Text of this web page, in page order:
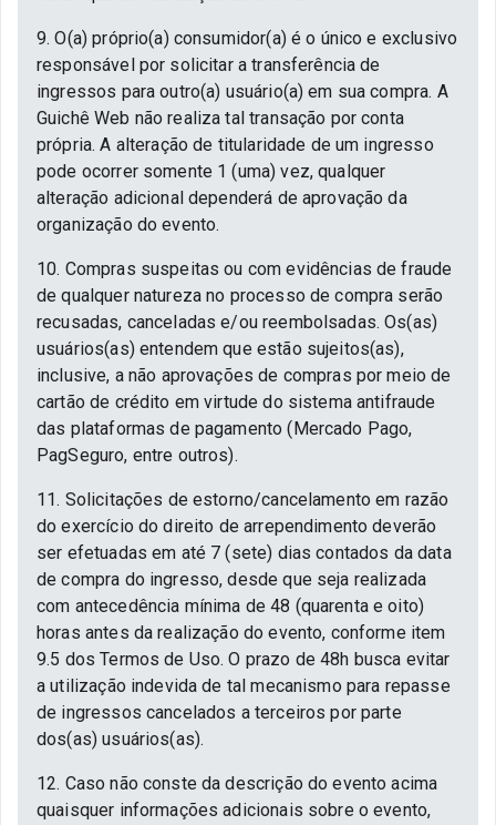
9. O(a) próprio(a) consumidor(a) é o único e exclusivo
responsável por solicitar a transferência de
ingressos para outro(a) usuário(a) em sua compra. A
Guichê Web não realiza tal transação por conta
própria. A alteração de titularidade de um ingresso
pode ocorrer somente 1 (uma) vez, qualquer
alteração adicional dependerá de aprovação da
organização do evento.
10. Compras suspeitas ou com evidências de fraude
de qualquer natureza no processo de compra serão
recusadas, canceladas e/ou reembolsadas. Os(as)
usuários(as) entendem que estão sujeitos(as),
inclusive, a não aprovações de compras por meio de
cartão de crédito em virtude do sistema antifraude
das plataformas de pagamento (Mercado Pago,
PagSeguro, entre outros).
11. Solicitações de estorno/cancelamento em razão
do exercício do direito de arrependimento deverão
ser efetuadas em até 7 (sete) dias contados da data
de compra do ingresso, desde que seja realizada
com antecedência mínima de 48 (quarenta e oito)
horas antes da realização do evento, conforme item
9.5 dos Termos de Uso. O prazo de 48h busca evitar
a utilização indevida de tal mecanismo para repasse
de ingressos cancelados a terceiros por parte
dos(as) usuários(as).
12. Caso não conste da descrição do evento acima
quaisquer informações adicionais sobre o evento,